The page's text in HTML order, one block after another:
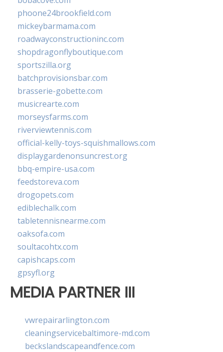
phoone24brookfield.com
mickeybarmama.com
roadwayconstructioninc.com
shopdragonflyboutique.com
sportszilla.org
batchprovisionsbar.com
brasserie-gobette.com
musicrearte.com
morseysfarms.com
riverviewtennis.com
official-kelly-toys-squishmallows.com
displaygardenonsuncrest.org
bbq-empire-usa.com
feedstoreva.com
drogopets.com
ediblechalk.com
tabletennisnearme.com
oaksofa.com
soultacohtx.com
capishcaps.com
gpsyfl.org
MEDIA PARTNER III
vwrepairarlington.com
cleaningservicebaltimore-md.com
beckslandscapeandfence.com